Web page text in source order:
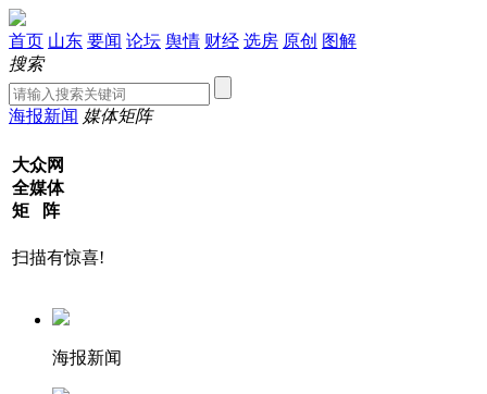
首页 山东 要闻 论坛 舆情 财经 选房 原创 图解
搜索
海报新闻 媒体矩阵
大众网
全媒体
矩 阵
扫描有惊喜!
海报新闻